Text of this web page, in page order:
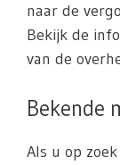
naar de
Bekijk de
van de
Bekende
Als u op